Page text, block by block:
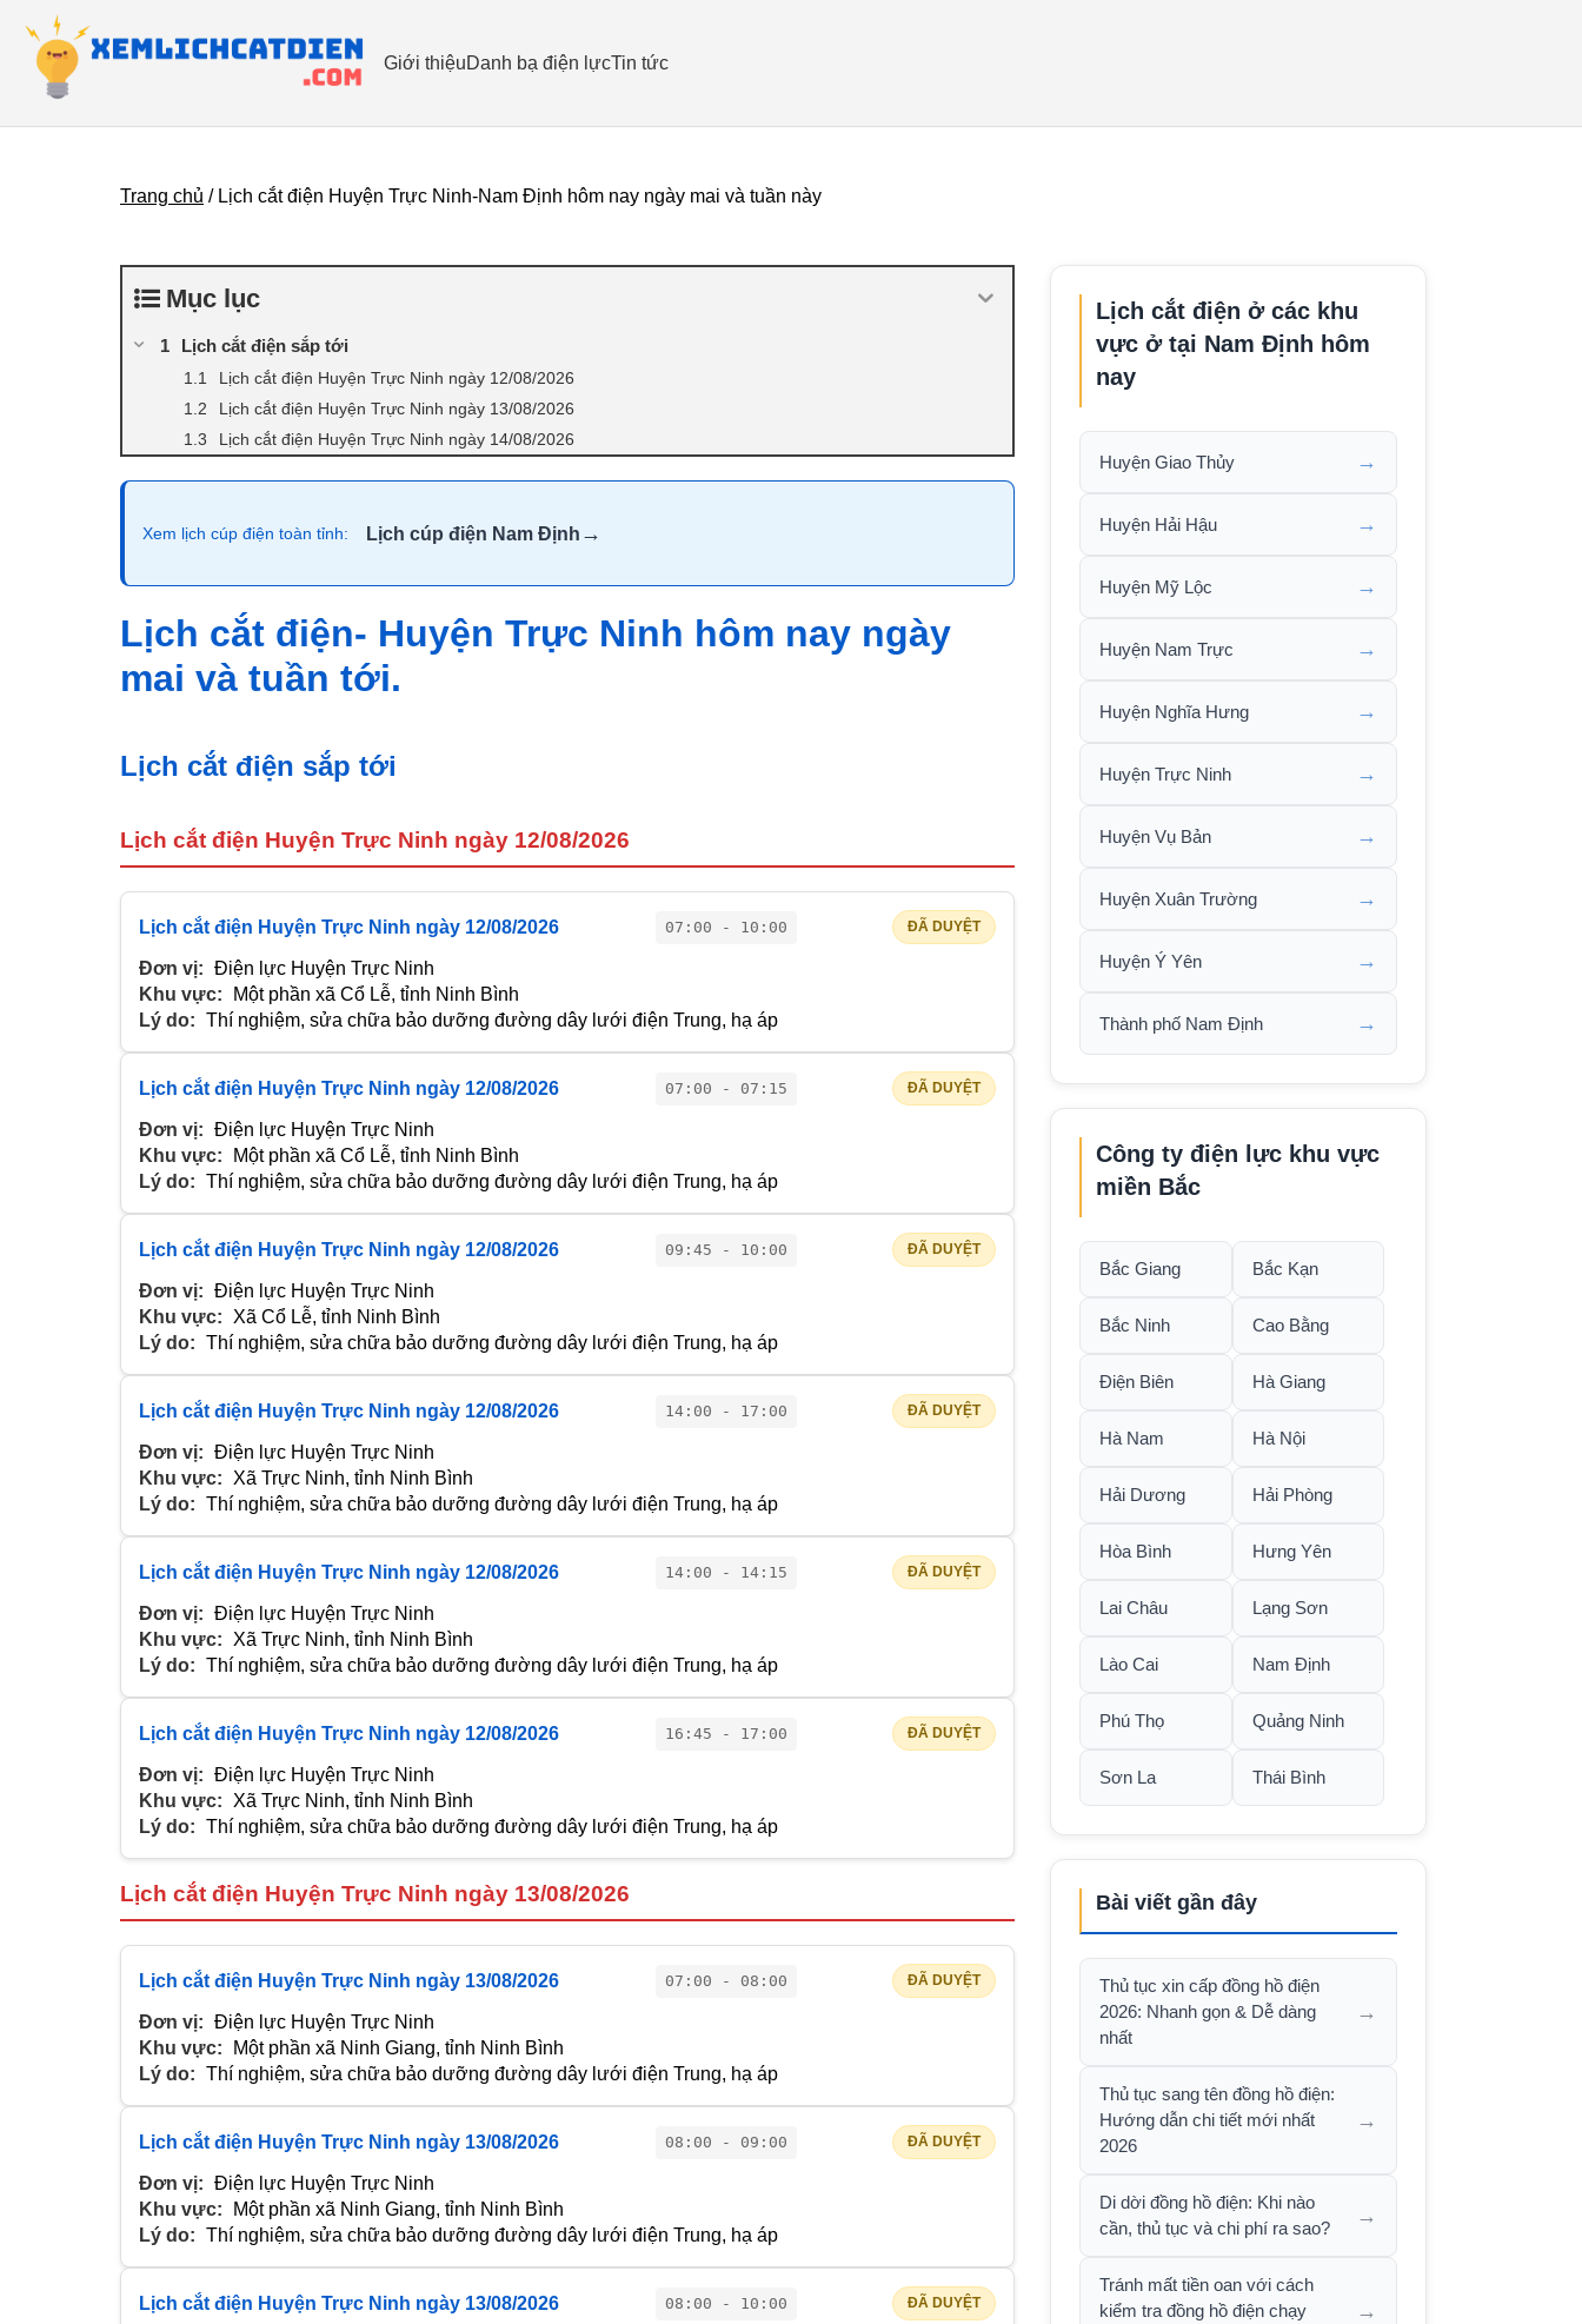
Giới thiệuDanh bạ điện lựcTin tức
Trang chủ / Lịch cắt điện Huyện Trực Ninh-Nam Định hôm nay ngày mai và tuần này
Mục lục
Lịch cắt điện sắp tới
Lịch cắt điện Huyện Trực Ninh ngày 12/08/2026
Lịch cắt điện Huyện Trực Ninh ngày 13/08/2026
Lịch cắt điện Huyện Trực Ninh ngày 14/08/2026
Xem lịch cúp điện toàn tỉnh: Lịch cúp điện Nam Định →
Lịch cắt điện- Huyện Trực Ninh hôm nay ngày
mai và tuần tới.
Lịch cắt điện sắp tới
Lịch cắt điện Huyện Trực Ninh ngày 12/08/2026
Lịch cắt điện Huyện Trực Ninh ngày 12/08/2026 07:00 - 10:00 ĐÃ DUYỆT
Đơn vị: Điện lực Huyện Trực Ninh
Khu vực:
Một phần xã Cổ Lễ, tỉnh Ninh Bình
Lý do: Thí nghiệm, sửa chữa bảo dưỡng đường dây lưới điện Trung, hạ áp
Lịch cắt điện Huyện Trực Ninh ngày 12/08/2026 07:00 - 07:15 ĐÃ DUYỆT
Đơn vị: Điện lực Huyện Trực Ninh
Khu vực:
Một phần xã Cổ Lễ, tỉnh Ninh Bình
Lý do: Thí nghiệm, sửa chữa bảo dưỡng đường dây lưới điện Trung, hạ áp
Lịch cắt điện Huyện Trực Ninh ngày 12/08/2026 09:45 - 10:00 ĐÃ DUYỆT
Đơn vị: Điện lực Huyện Trực Ninh
Khu vực: Xã Cổ Lễ, tỉnh Ninh Bình
Lý do: Thí nghiệm, sửa chữa bảo dưỡng đường dây lưới điện Trung, hạ áp
Lịch cắt điện Huyện Trực Ninh ngày 12/08/2026 14:00 - 17:00 ĐÃ DUYỆT
Đơn vị: Điện lực Huyện Trực Ninh
Khu vực: Xã Trực Ninh, tỉnh Ninh Bình
Lý do: Thí nghiệm, sửa chữa bảo dưỡng đường dây lưới điện Trung, hạ áp
Lịch cắt điện Huyện Trực Ninh ngày 12/08/2026 14:00 - 14:15 ĐÃ DUYỆT
Đơn vị: Điện lực Huyện Trực Ninh
Khu vực: Xã Trực Ninh, tỉnh Ninh Bình
Lý do: Thí nghiệm, sửa chữa bảo dưỡng đường dây lưới điện Trung, hạ áp
Lịch cắt điện Huyện Trực Ninh ngày 12/08/2026 16:45 - 17:00 ĐÃ DUYỆT
Đơn vị: Điện lực Huyện Trực Ninh
Khu vực: Xã Trực Ninh, tỉnh Ninh Bình
Lý do: Thí nghiệm, sửa chữa bảo dưỡng đường dây lưới điện Trung, hạ áp
Lịch cắt điện Huyện Trực Ninh ngày 13/08/2026
Lịch cắt điện Huyện Trực Ninh ngày 13/08/2026 07:00 - 08:00 ĐÃ DUYỆT
Đơn vị: Điện lực Huyện Trực Ninh
Khu vực:
Một phần xã Ninh Giang, tỉnh Ninh Bình
Lý do: Thí nghiệm, sửa chữa bảo dưỡng đường dây lưới điện Trung, hạ áp
Lịch cắt điện Huyện Trực Ninh ngày 13/08/2026 08:00 - 09:00 ĐÃ DUYỆT
Đơn vị: Điện lực Huyện Trực Ninh
Khu vực:
Một phần xã Ninh Giang, tỉnh Ninh Bình
Lý do: Thí nghiệm, sửa chữa bảo dưỡng đường dây lưới điện Trung, hạ áp
Lịch cắt điện Huyện Trực Ninh ngày 13/08/2026 08:00 - 10:00 ĐÃ DUYỆT
Lịch cắt điện ở các khu
vực ở tại Nam Định hôm
nay
Huyện Giao Thủy →
Huyện Hải Hậu →
Huyện Mỹ Lộc →
Huyện Nam Trực →
Huyện Nghĩa Hưng →
Huyện Trực Ninh →
Huyện Vụ Bản →
Huyện Xuân Trường →
Huyện Ý Yên →
Thành phố Nam Định →
Công ty điện lực khu vực
miền Bắc
Bắc Giang Bắc Kạn
Bắc Ninh Cao Bằng
Điện Biên Hà Giang
Hà Nam Hà Nội
Hải Dương Hải Phòng
Hòa Bình Hưng Yên
Lai Châu Lạng Sơn
Lào Cai Nam Định
Phú Thọ Quảng Ninh
Sơn La Thái Bình
Bài viết gần đây
Thủ tục xin cấp đồng hồ điện
2026: Nhanh gọn & Dễ dàng
nhất
→
Thủ tục sang tên đồng hồ điện:
Hướng dẫn chi tiết mới nhất
2026
→
Di dời đồng hồ điện: Khi nào
cần, thủ tục và chi phí ra sao?
→
Tránh mất tiền oan với cách
kiểm tra đồng hồ điện chạy
→